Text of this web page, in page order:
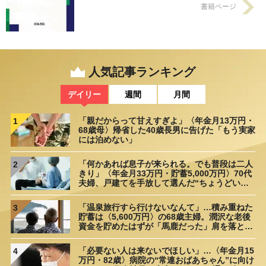
書籍ページ
人気記事ランキング
デイリー 週間 月間
1
「親だからって甘えすぎよ」〈年金月13万円・
68歳母〉帰省した40歳長男に告げた「もう実家
には泊めない」
2
「何かあれば息子が来られる。でも普段は二人
きり」〈年金月33万円・貯蓄5,000万円〉70代
夫婦、戸建てを手放して選んだ“ちょうどいい
3
「温泉旅行すら行けないなんて」…積み重ねた
貯蓄は〈5,600万円〉の68歳主婦。潤沢な老後
資金を貯めたはずが「馬鹿だった」肩を落とす
4
「必要ない人は来ないでほしい」…〈年金月15
万円・82歳〉病院の“常連おばあちゃん”に向け